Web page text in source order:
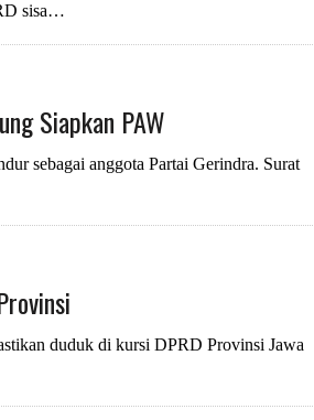
sisa…
Siapkan PAW
sebagai anggota Partai Gerindra. Surat
duduk di kursi DPRD Provinsi Jawa